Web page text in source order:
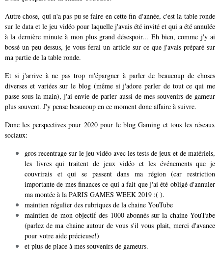
Autre chose, qui n'a pas pu se faire en cette fin d'année, c'est la table ronde
sur le data et le jeu vidéo pour laquelle j'avais été invité et qui a été annulée
à la dernière minute à mon plus grand désespoir... Eh bien, comme j'y ai
bossé un peu dessus, je vous ferai un article sur ce que j'avais préparé sur
ma partie de la table ronde.
Et si j'arrive à ne pas trop m'épargner à parler de beaucoup de choses
diverses et variées sur le blog (même si j'adore parler de tout ce qui me
passe sous la main), j'ai envie de parler aussi de mes souvenirs de gameur
plus souvent. J'y pense beaucoup en ce moment donc affaire à suivre.
Donc les perspectives pour 2020 pour le blog Gaming et tous les réseaux
sociaux:
gros recentrage sur le jeu vidéo avec les tests de jeux et de matériels,
les livres qui traitent de jeux vidéo et les événements que je
couvrirais et qui se passent dans ma région (car restriction
importante de mes finances ce qui a fait que j'ai été obligé d'annuler
ma montée à la PARIS GAMES WEEK 2019 :( ).
maintien régulier des rubriques de la chaine YouTube
maintien de mon objectif des 1000 abonnés sur la chaine YouTube
(parlez de ma chaine autour de vous s'il vous plait, merci d'avance
pour votre aide précieuse!)
et plus de place à mes souvenirs de gameurs.